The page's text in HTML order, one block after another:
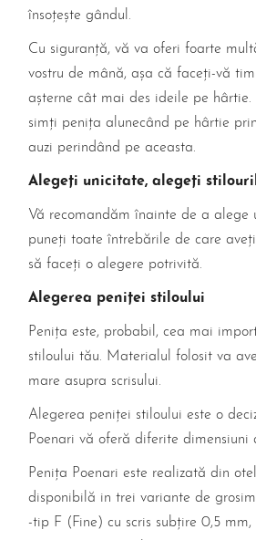
însoțește gândul.
Cu siguranță, vă va oferi foarte
vostru de mână, așa că faceți-vă
așterne cât mai des ideile pe hârtie.
simți penița alunecând pe hârtie
auzi perindând pe aceasta.
Alegeți unicitate, alegeți
Vă recomandăm înainte de a alege
puneți toate întrebările de care
să faceți o alegere potrivită.
Alegerea peniței stiloului
Penița este, probabil, cea mai
stiloului tău. Materialul folosit va
mare asupra scrisului.
Alegerea peniței stiloului este o
Poenari vă oferă diferite dimensiuni
Penița Poenari este realizată din
disponibilă in trei variante de
-tip F (Fine) cu scris subțire 0,5 mm,